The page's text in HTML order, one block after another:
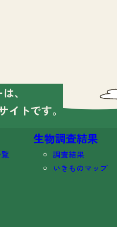
、
イトです。
生物調査結果
調査結果
いきものマップ